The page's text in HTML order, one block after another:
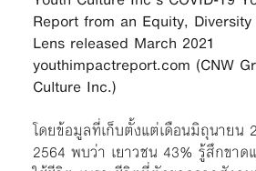
Report from an Equity,
Lens released March 2021
youthimpactreport.com (CNW
Culture Inc.)
โดยข้อมูลที่เก็บตั้งแต่เดือนมิถุนายน
2564 พบว่า เยาวชน 43% รู้สึกขาด